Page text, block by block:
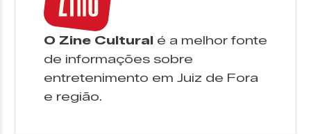
O Zine Cultural é a melhor fonte
de informações sobre
entretenimento em Juiz de Fora
e região.